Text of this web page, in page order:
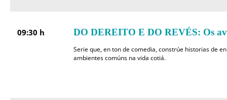
09:30 h DO DEREITO E DO REVÉS: Os
Serie que, en ton de comedia, constrúe historias de
ambientes comúns na vida cotiá.